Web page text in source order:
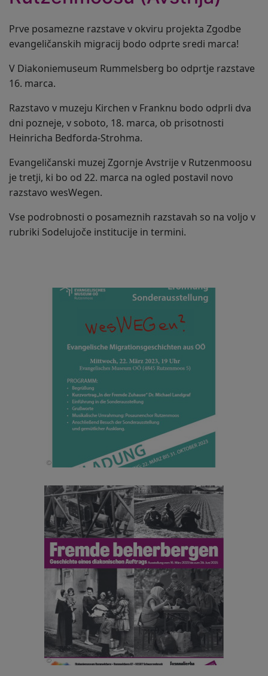
Prve posamezne razstave v okviru projekta Zgodbe
evangeličanskih migracij bodo odprte sredi marca!
V Diakoniemuseum Rummelsberg bo odprtje razstave
16. marca.
Razstavo v muzeju Kirchen v Franknu bodo odprli dva
dni pozneje, v soboto, 18. marca, ob prisotnosti
Heinricha Bedforda-Strohma.
Evangeličanski muzej Zgornje Avstrije v Rutzenmoosu
je tretji, ki bo od 22. marca na ogled postavil novo
razstavo wesWegen.
Vse podrobnosti o posameznih razstavah so na voljo v
rubriki Sodelujoče institucije in termini.